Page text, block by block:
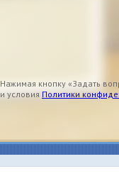
Нажимая кнопку «Задать
и условияПолитики